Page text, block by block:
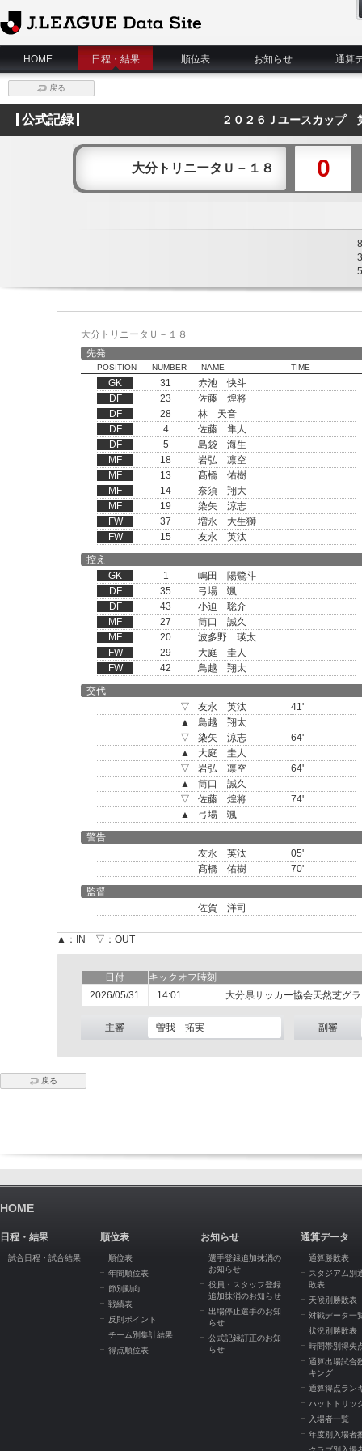
J.League Data Site
HOME
日程・結果 順位表 お知らせ 通算
戻る
公式記録 ２０２６Ｊユースカップ
大分トリニータＵ－１８ 0
8
3
5
大分トリニータＵ－１８
先発
POSITION NUMBER NAME TIME
GK 31
赤池 快斗
DF
23
佐藤 煌将
DF
28
林 天音
DF
4
佐藤 隼人
DF
5
島袋 海生
MF
18
岩弘 凛空
MF
13
髙橋 佑樹
MF
14
奈須 翔大
MF
19
染矢 涼志
FW
37
増永 大生獅
FW
15
友永 英汰
控え
GK
1
嶋田 陽鷺斗
DF
35
弓場 颯
DF
43
小迫 聡介
MF
27
筒口 誠久
MF
20
波多野 瑛太
FW
29
大庭 圭人
FW
42
鳥越 翔太
交代
▽
友永 英汰
41'
▲
鳥越 翔太
▽
染矢 涼志
64'
▲
大庭 圭人
▽
岩弘 凛空
64'
▲
筒口 誠久
▽
佐藤 煌将
74'
▲
弓場 颯
警告
友永 英汰
05'
髙橋 佑樹
70'
監督
佐賀 洋司
▲：IN ▽：OUT
日付 キックオフ時刻
2026/05/31
14:01 大分県サッカー協会天然芝グ
主審 曽我 拓実 副審
戻る
HOME
日程・結果
試合日程・試合結果
順位表
順位表
年間順位表
節別動向
戦績表
反則ポイント
チーム別集計結果
得点順位表
お知らせ
選手登録追加抹消の
お知らせ
役員・スタッフ登録
追加抹消のお知らせ
出場停止選手のお知
らせ
公式記録訂正のお知
らせ
通算データ
通算勝敗表
スタジアム別
敗表
天候別勝敗表
対戦データ一
状況別勝敗表
時間帯別得失
通算出場試合
キング
通算得点ラン
ハットトリッ
入場者一覧
年度別入場者